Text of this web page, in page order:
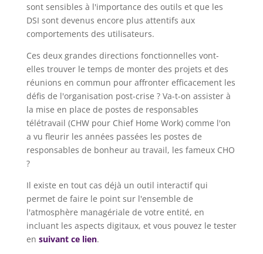
sont sensibles à l'importance des outils et que les
DSI sont devenus encore plus attentifs aux
comportements des utilisateurs.
Ces deux grandes directions fonctionnelles vont-
elles trouver le temps de monter des projets et des
réunions en commun pour affronter efficacement les
défis de l'organisation post-crise ? Va-t-on assister à
la mise en place de postes de responsables
télétravail (CHW pour Chief Home Work) comme l'on
a vu fleurir les années passées les postes de
responsables de bonheur au travail, les fameux CHO
?
Il existe en tout cas déjà un outil interactif qui
permet de faire le point sur l'ensemble de
l'atmosphère managériale de votre entité, en
incluant les aspects digitaux, et vous pouvez le tester
en suivant ce lien.